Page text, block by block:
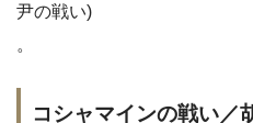
尹の戦い)
。
コシャマインの戦い／